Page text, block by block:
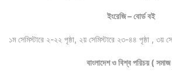
ইংরেজি – বোর্ড বই
১ম সেমিস্টারে ২-২২ পৃষ্ঠা, ২য় সেমিস্টারে ২৩-৪৪ পৃষ্ঠা , ৩য়
বাংলাদেশ ও বিশ্ব পরিচয় (